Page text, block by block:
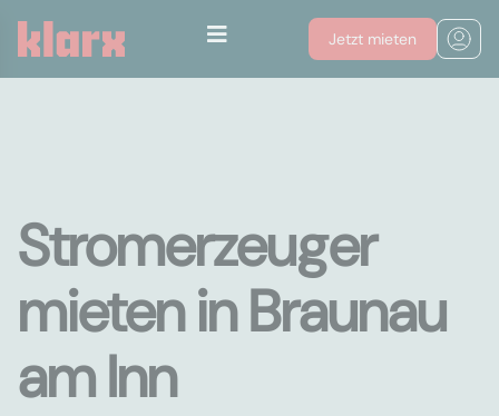
Jetzt mieten
Stromerzeuger
mieten in Braunau
am Inn